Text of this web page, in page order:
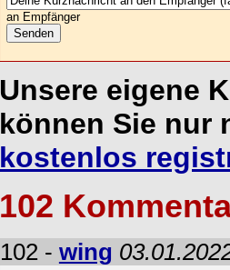
an Empfänger
Unsere eigene
können Sie nur
kostenlos
102
102 - wing